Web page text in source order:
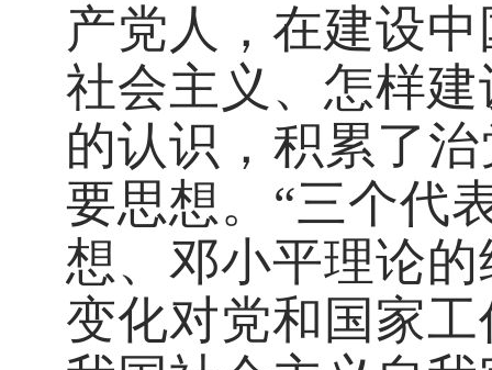
产党人，在建设
社会主义、怎样
的认识，积累了
要思想。“三个代
想、邓小平理论
变化对党和国家